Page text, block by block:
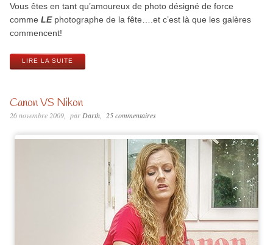
Vous êtes en tant qu’amoureux de photo désigné de force
comme LEphotographe de la fête….et c’est là que les galères
commencent!
LIRE LA SUITE
Canon VS Nikon
26 novembre 2009 par Darth 25 commentaires